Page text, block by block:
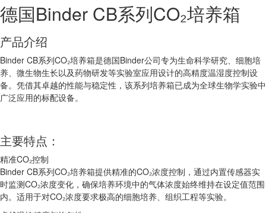
德国Binder CB系列CO₂培养箱
产品介绍
Binder CB系列CO₂培养箱是德国Binder公司专为生命科学研究、细胞培
养、微生物生长以及药物研发等实验室应用设计的高精度温湿度控制设
备。凭借其卓越的性能与稳定性，该系列培养箱已成为全球生物学实验中
广泛应用的标配设备。
主要特点：
精准CO₂控制
Binder CB系列CO₂培养箱提供精准的CO₂浓度控制，通过内置传感器实
时监测CO₂浓度变化，确保培养环境中的气体浓度始终维持在设定值范围
内。适用于对CO₂浓度要求极高的细胞培养、组织工程等实验。